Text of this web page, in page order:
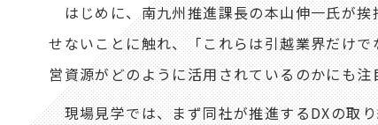
はじめに、南九州推進課長の本山伸一氏が
せないことに触れ、「これらは引越業界だけ
営資源がどのように活用されているのかにも
現場見学では、まず同社が推進するDXの取